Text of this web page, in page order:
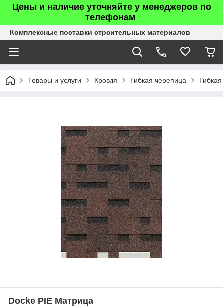
Цены и наличие уточняйте у менеджеров по
телефонам
Комплексные поставки строительных материалов
Товары и услуги Кровля Гибкая черепица
Docke PIE Матрица